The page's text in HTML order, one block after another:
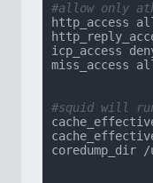
#allow only
http_access
icp_access
miss_access
#squid will
coredump_dir